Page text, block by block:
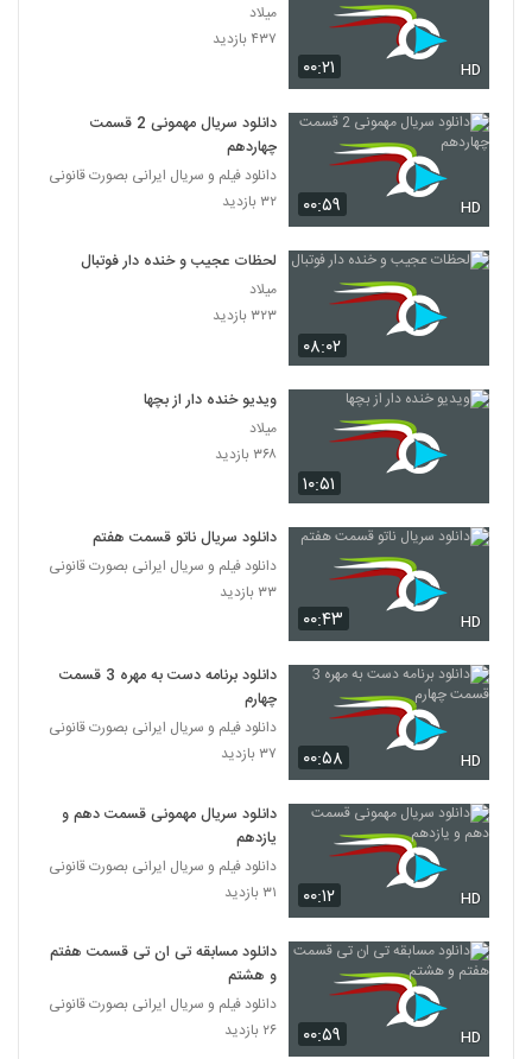
۰۰:۲۱ HD
میلاد
۴۳۷ بازدید
۰۰:۵۹ HD
دانلود سریال مهمونی 2 قسمت
چهاردهم
دانلود فیلم و سریال ایرانی بصورت قانونی
۳۲ بازدید
۰۸:۰۲
لحظات عجیب و خنده دار فوتبال
میلاد
۳۲۳ بازدید
۱۰:۵۱
ویدیو خنده دار از بچها
میلاد
۳۶۸ بازدید
۰۰:۴۳ HD
دانلود سریال ناتو قسمت هفتم
دانلود فیلم و سریال ایرانی بصورت قانونی
۳۳ بازدید
۰۰:۵۸ HD
دانلود برنامه دست به مهره 3 قسمت
چهارم
دانلود فیلم و سریال ایرانی بصورت قانونی
۳۷ بازدید
۰۰:۱۲ HD
دانلود سریال مهمونی قسمت دهم و
یازدهم
دانلود فیلم و سریال ایرانی بصورت قانونی
۳۱ بازدید
۰۰:۵۹ HD
دانلود مسابقه تی ان تی قسمت هفتم
و هشتم
دانلود فیلم و سریال ایرانی بصورت قانونی
۲۶ بازدید